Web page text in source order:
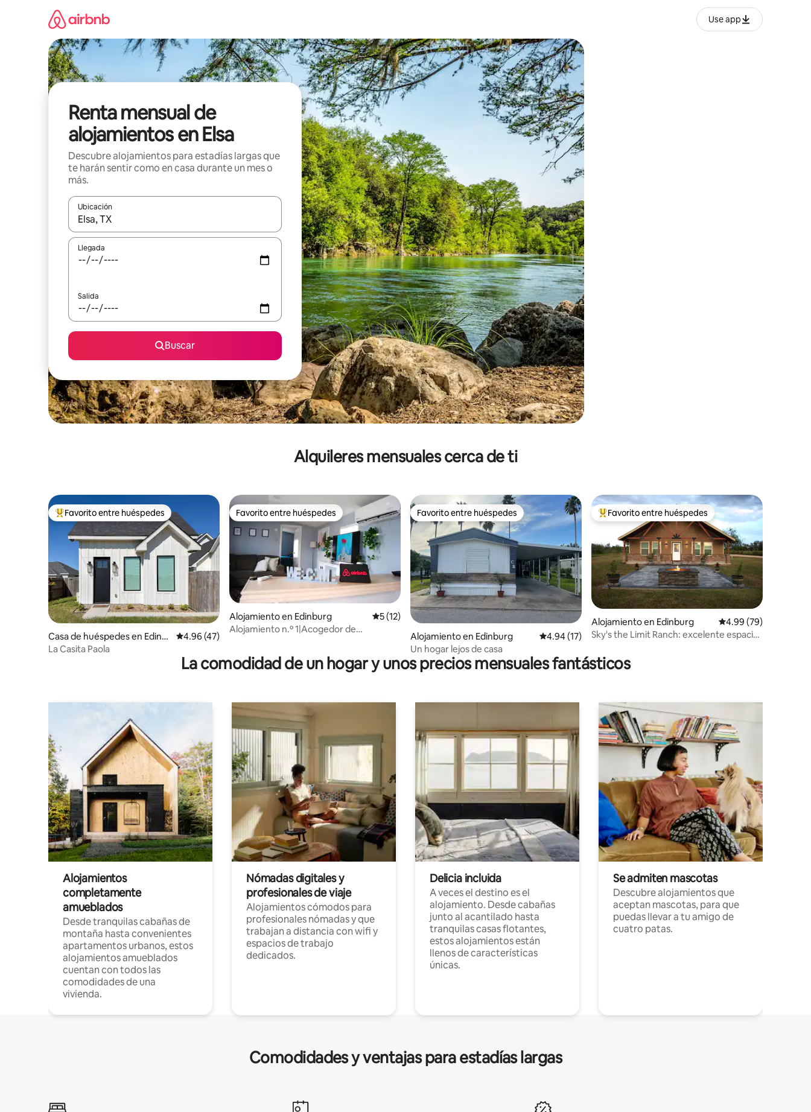
Use app
Renta mensual de
alojamientos en Elsa
Descubre alojamientos para estadías largas que
te harán sentir como en casa durante un mes o
más.
Ubicación
Cuando los resultados estén disponibles, navega con las teclas de flecha hacia arriba y hacia abajo o explora con el tacto o desliza el dedo.
Llegada
Salida
Buscar
Alquileres mensuales cerca de ti
Favorito entre huéspedes preferido
Favorito entre huéspedes
Casa de huéspedes en Edinb
urg
Calificación promedio: 4.96 de 5, 47 reseñas
4.96 (47)
La Casita Paola
Favorito entre huéspedes
Favorito entre huéspedes
Alojamiento en Edinburg Calificación promedio: 5 de 5, 12 reseñas
5 (12)
Alojamiento n.º 1|Acogedor de
Favorito entre huéspedes
Favorito entre huéspedes
Alojamiento en Edinburg Calificación promedio: 4.94 de 5, 17 reseñas
4.94 (17)
Un hogar lejos de casa
Favorito entre huéspedes preferido
Favorito entre huéspedes
Alojamiento en Edinburg Calificación
4.99 (79)
Sky's the Limit Ranch: excelente espacio
La comodidad de un hogar y unos precios mensuales fantásticos
Alojamientos
completamente
amueblados
Desde tranquilas cabañas de
montaña hasta convenientes
apartamentos urbanos, estos
alojamientos amueblados
cuentan con todos las
comodidades de una
vivienda.
Nómadas digitales y
profesionales de viaje
Alojamientos cómodos para
profesionales nómadas y que
trabajan a distancia con wifi y
espacios de trabajo
dedicados.
Delicia incluida
A veces el destino es el
alojamiento. Desde cabañas
junto al acantilado hasta
tranquilas casas flotantes,
estos alojamientos están
llenos de características
únicas.
Se admiten mascotas
Descubre alojamientos que
aceptan mascotas, para que
puedas llevar a tu amigo de
cuatro patas.
Comodidades y ventajas para estadías largas